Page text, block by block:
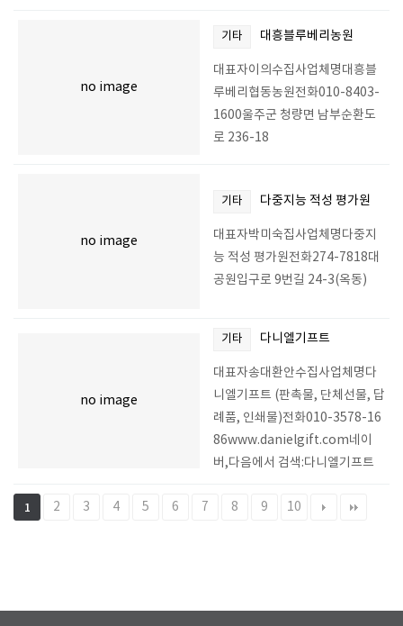
no image
기타 대흥블루베리농원
대표자이의수집사업체명대흥블
루베리협동농원전화010-8403-
1600울주군 청량면 남부순환도
로 236-18
no image
기타 다중지능 적성 평가원
대표자박미숙집사업체명다중지
능 적성 평가원전화274-7818대
공원입구로 9번길 24-3(옥동)
no image
기타 다니엘기프트
대표자송대환안수집사업체명다
니엘기프트 (판촉물, 단체선물, 답
례품, 인쇄물)전화010-3578-16
86www.danielgift.com네이
버,다음에서 검색:다니엘기프트
1 2 3 4 5 6 7 8 9 10